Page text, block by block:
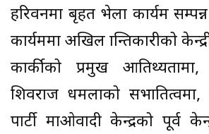
हरिवनमा बृहत भेला कार्यक्रम
कार्यक्रममा अखिल क्रान्तिकारीको
कार्कीको प्रमुख
शिवराज धमलाको
पार्टी माओवादी केन्द्रको पूर्व